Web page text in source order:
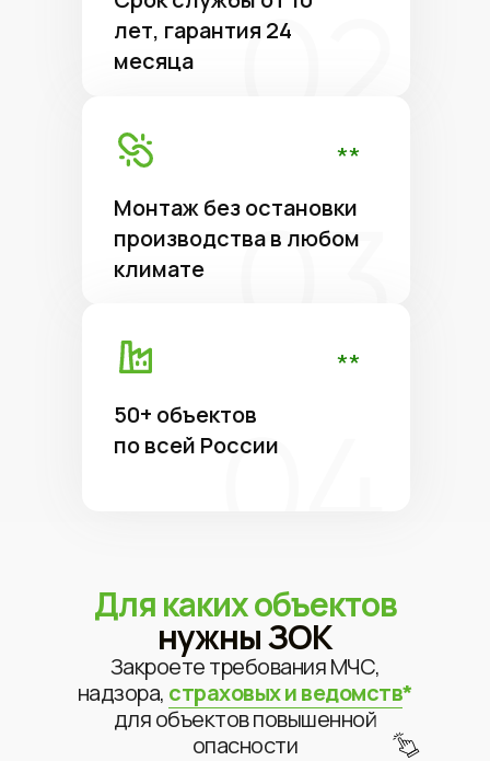
лет, гарантия 24
месяца
Монтаж без остановки
производства в любом
климате
**
50+ объектов
по всей России
**
Для каких объектов
нужны ЗОК
Закроете требования МЧС,
надзора, страховых и ведомств*
для объектов повышенной
опасности